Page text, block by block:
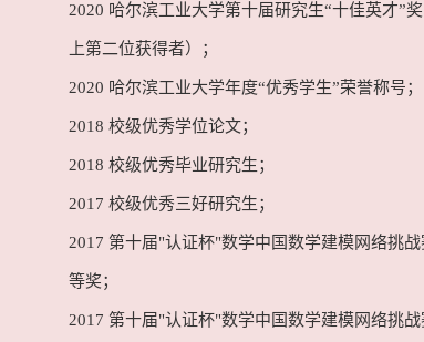
2020 哈尔滨工业大学第十届研究生“十佳英才”
上第二位获得者）；
2020 哈尔滨工业大学年度“优秀学生”荣誉称号；
2018 校级优秀学位论文；
2018 校级优秀毕业研究生；
2017 校级优秀三好研究生；
2017 第十届"认证杯"数学中国数学建模网络挑
等奖；
2017 第十届"认证杯"数学中国数学建模网络挑